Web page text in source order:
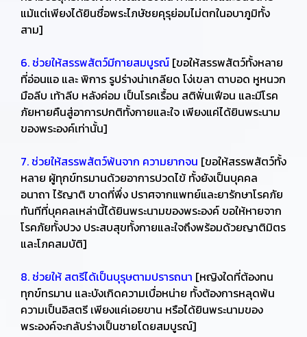
แม้แต่เพียงได้ยินชื่อพระไภษัชยคุรุย่อมไม่ตกในอบาภูมิทั้ง
สาม]
6. ช่วยให้สรรพสัตว์มีกายสมบูรณ์ [ขอให้สรรพสัตว์ทั้งหลาย
ที่อ่อนแอ และ พิการ รูปร่างน่าเกลียด โง่เขลา ตาบอด หูหนวก
มือลีบ เท้าลีบ หลังค่อม เป็นโรคเรื้อน สติฟั่นเฟือน และมีโรค
ภัยหายคืนสู่อาการปกติทั้งกายและใจ เพียงแค่ได้ยินพระนาม
ของพระองค์เท่านั้น]
7. ช่วยให้สรรพสัตว์พ้นจาก ความยากจน [ขอให้สรรพสัตว์ทั้ง
หลาย ผู้ทุกข์ทรมานด้วยอาการปวดไข้ ทั้งยังเป็นบุคคล
อนาถา ไร้ญาติ ขาดที่พึ่ง ปราศจากแพทย์และยารักษาโรคภัย
ทันทีที่บุคคลเหล่านี้ได้ยินพระนามของพระองค์ ขอให้หายจาก
โรคภัยทั้งปวง ประสบสุขทั้งกายและใจถึงพร้อมด้วยญาติมิตร
และโภคสมบัติ]
8. ช่วยให้ สตรีได้เป็นบุรุษตามปรารถนา [หญิงใดที่ต้องทน
ทุกข์ทรมาน และบังเกิดความเบื่อหน่าย ทั้งต้องการหลุดพ้น
ความเป็นอิสตรี เพียงแค่เอยขาน หรือได้ยินพระนามของ
พระองค์จะกลับร่างเป็นชายโดยสมบูรณ์]